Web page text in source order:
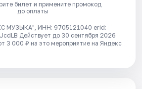
билет и примените промокод
до оплаты
МУЗЫКА", ИНН: 9705121040 erid:
Действует до 30 сентября 2026
3 000 ₽ на это мероприятие на Яндекс